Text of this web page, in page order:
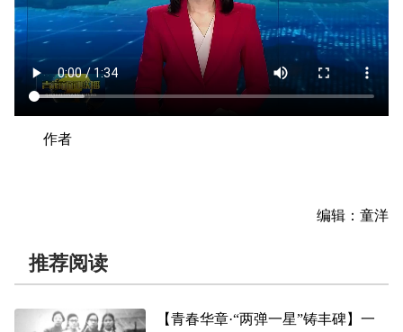
作者
编辑：童洋
推荐阅读
【青春华章·“两弹一星”铸丰碑】一